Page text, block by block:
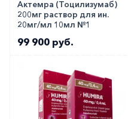
Актемра (Тоцилизумаб)
200мг раствор для ин.
20мг/мл 10мл №1
99 900 руб.